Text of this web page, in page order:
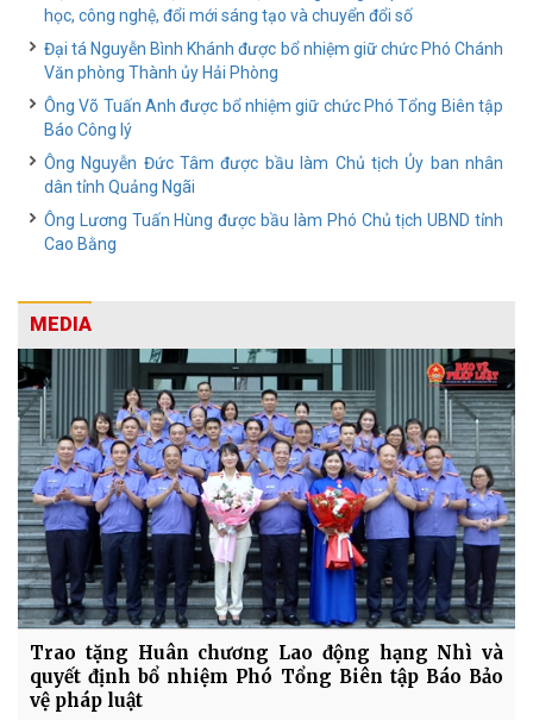
học, công nghệ, đổi mới sáng tạo và chuyển đổi số
Đại tá Nguyễn Bình Khánh được bổ nhiệm giữ chức Phó Chánh
Văn phòng Thành ủy Hải Phòng
Ông Võ Tuấn Anh được bổ nhiệm giữ chức Phó Tổng Biên tập
Báo Công lý
Ông Nguyễn Đức Tâm được bầu làm Chủ tịch Ủy ban nhân
dân tỉnh Quảng Ngãi
Ông Lương Tuấn Hùng được bầu làm Phó Chủ tịch UBND tỉnh
Cao Bằng
MEDIA
Trao tặng Huân chương Lao động hạng Nhì và
quyết định bổ nhiệm Phó Tổng Biên tập Báo Bảo
vệ pháp luật